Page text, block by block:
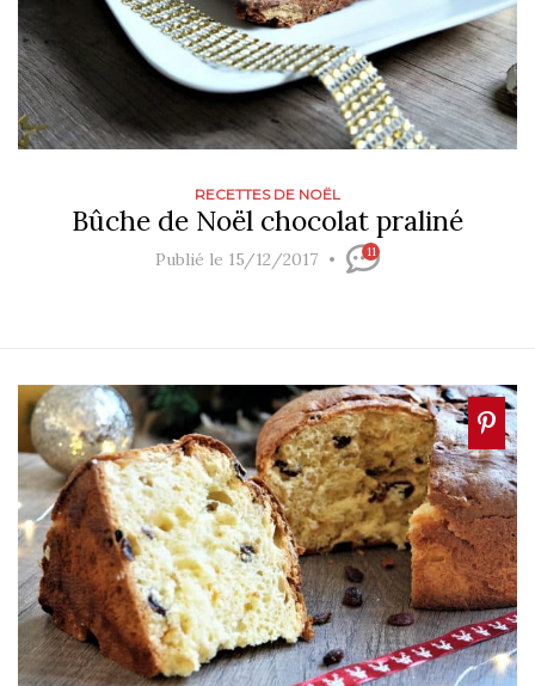
RECETTES DE NOËL
Bûche de Noël chocolat praliné
Publié le 15/12/2017 11